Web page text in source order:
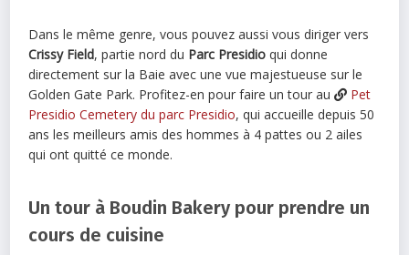
Dans le même genre, vous pouvez aussi vous diriger vers
Crissy Field, partie nord du Parc Presidio qui donne
directement sur la Baie avec une vue majestueuse sur le
Golden Gate Park. Profitez-en pour faire un tour au
Pet
Presidio Cemetery du parc Presidio, qui accueille depuis 50
ans les meilleurs amis des hommes à 4 pattes ou 2 ailes
qui ont quitté ce monde.
Un tour à Boudin Bakery pour prendre un
cours de cuisine